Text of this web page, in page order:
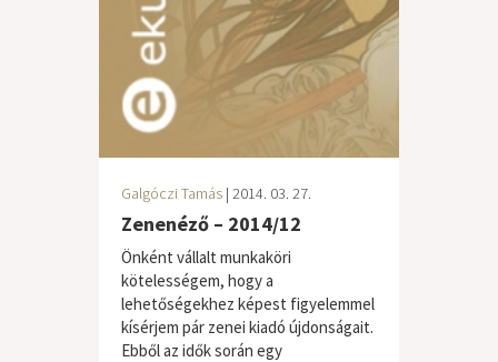
Galgóczi Tamás | 2014. 03. 27.
Zenenéző – 2014/12
Önként vállalt munkaköri
kötelességem, hogy a
lehetőségekhez képest figyelemmel
kísérjem pár zenei kiadó újdonságait.
Ebből az idők során egy